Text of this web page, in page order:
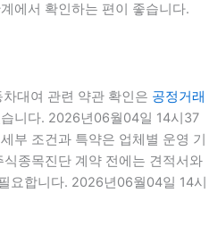
에서 확인하는 편이 좋습니다.
대여 관련 약관 확인은 공정거래
니다. 2026년06월04일 14시37
부 조건과 특약은 업체별 운영 기
종목진단 계약 전에는 견적서와
요합니다. 2026년06월04일 14시